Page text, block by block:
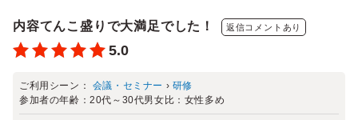
内容てんこ盛りで大満足でした！ 返信コメントあり
5.0
ご利用シーン： 会議・セミナー › 研修
参加者の年齢：20代～30代男女比： 女性多め